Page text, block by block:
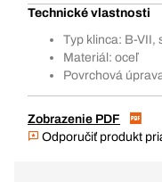
Technické vlastnosti
Typ klinca: B-VII,
Materiál: oceľ
Povrchová
Zobrazenie PDF
Odporučiť produkt